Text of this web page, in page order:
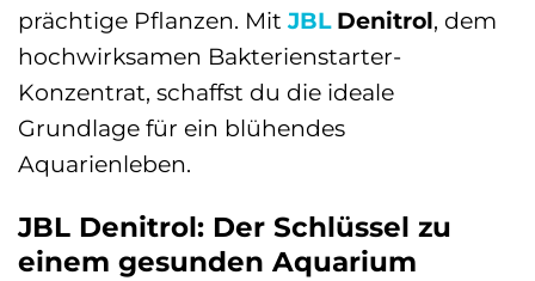
prächtige Pflanzen. MitJBLDenitrol, dem
hochwirksamen Bakterienstarter-
Konzentrat, schaffst du die ideale
Grundlage für ein blühendes
Aquarienleben.
JBL Denitrol: Der Schlüssel zu
einem gesunden Aquarium